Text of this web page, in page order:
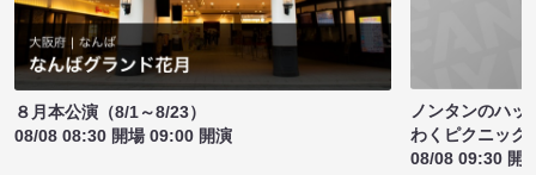
８月本公演（8/1～8/23）
08/08 08:30 開場 09:00 開演
ノンタンのハッ
わくピクニック
08/08 09:30 開